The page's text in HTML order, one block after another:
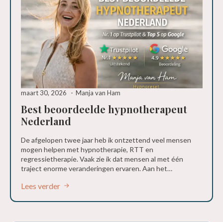
Best beoordeelde hypnotherapeut
Nederland
maart 30, 2026 Manja van Ham
De afgelopen twee jaar heb ik ontzettend veel mensen
mogen helpen met hypnotherapie, RTT en
regressietherapie. Vaak zie ik dat mensen al met één
traject enorme veranderingen ervaren. Aan het…
Lees verder